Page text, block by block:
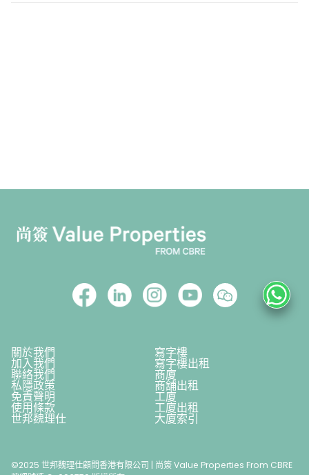
關於我們 寫字樓
加入我們 寫字樓出租
聯絡我們 商廈
私隱政策 商舖出租
免責聲明 工廈
使用條款 工廈出租
世邦魏理仕 大廈索引
©2025 世邦魏理仕顧問香港有限公司 | 尚簽 Value Properties From CBRE